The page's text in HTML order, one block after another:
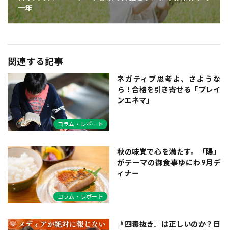
一年
関連する記事
コラム・レポート
ネガティブ思考よ、さような
ら！合格を引き寄せる「ブレイ
ンエネマ」
コラム・レポート
秋の味覚で心を満たす。「陽」
がテーマの御食事ゆにわ9月デ
ィナー
『四毒抜き』は正しいのか？日